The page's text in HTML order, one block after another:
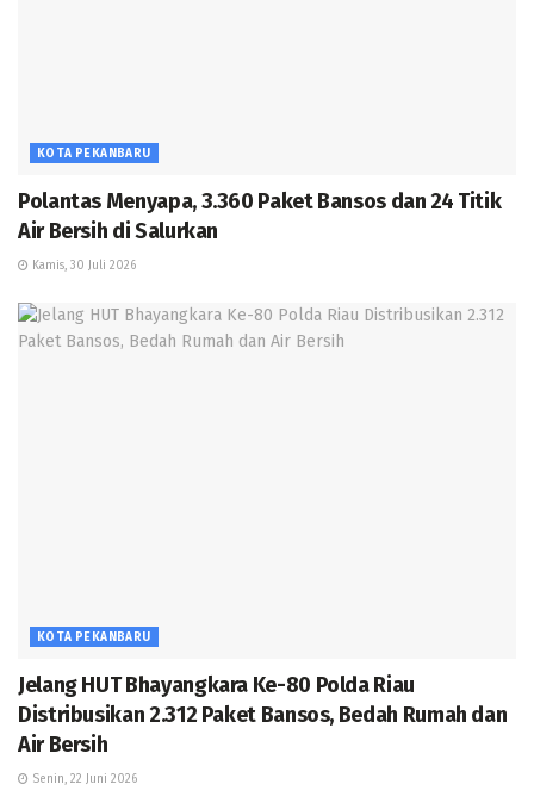
KOTA PEKANBARU
Polantas Menyapa, 3.360 Paket Bansos dan 24 Titik
Air Bersih di Salurkan
Kamis, 30 Juli 2026
KOTA PEKANBARU
Jelang HUT Bhayangkara Ke-80 Polda Riau
Distribusikan 2.312 Paket Bansos, Bedah Rumah dan
Air Bersih
Senin, 22 Juni 2026